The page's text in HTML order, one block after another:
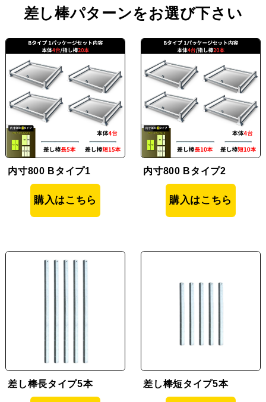
差し棒パターンをお選び下さい
内寸800 Bタイプ1
購入はこちら
内寸800 Bタイプ2
購入はこちら
差し棒長タイプ5本 差し棒短タイプ5本